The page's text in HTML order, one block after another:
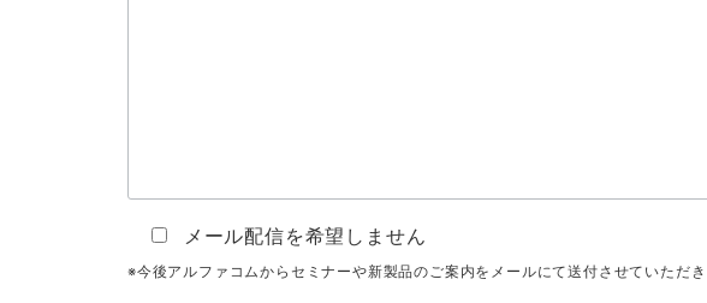
メール配信を希望しません
※今後アルファコムからセミナーや新製品のご案内をメールにて送付させていただ